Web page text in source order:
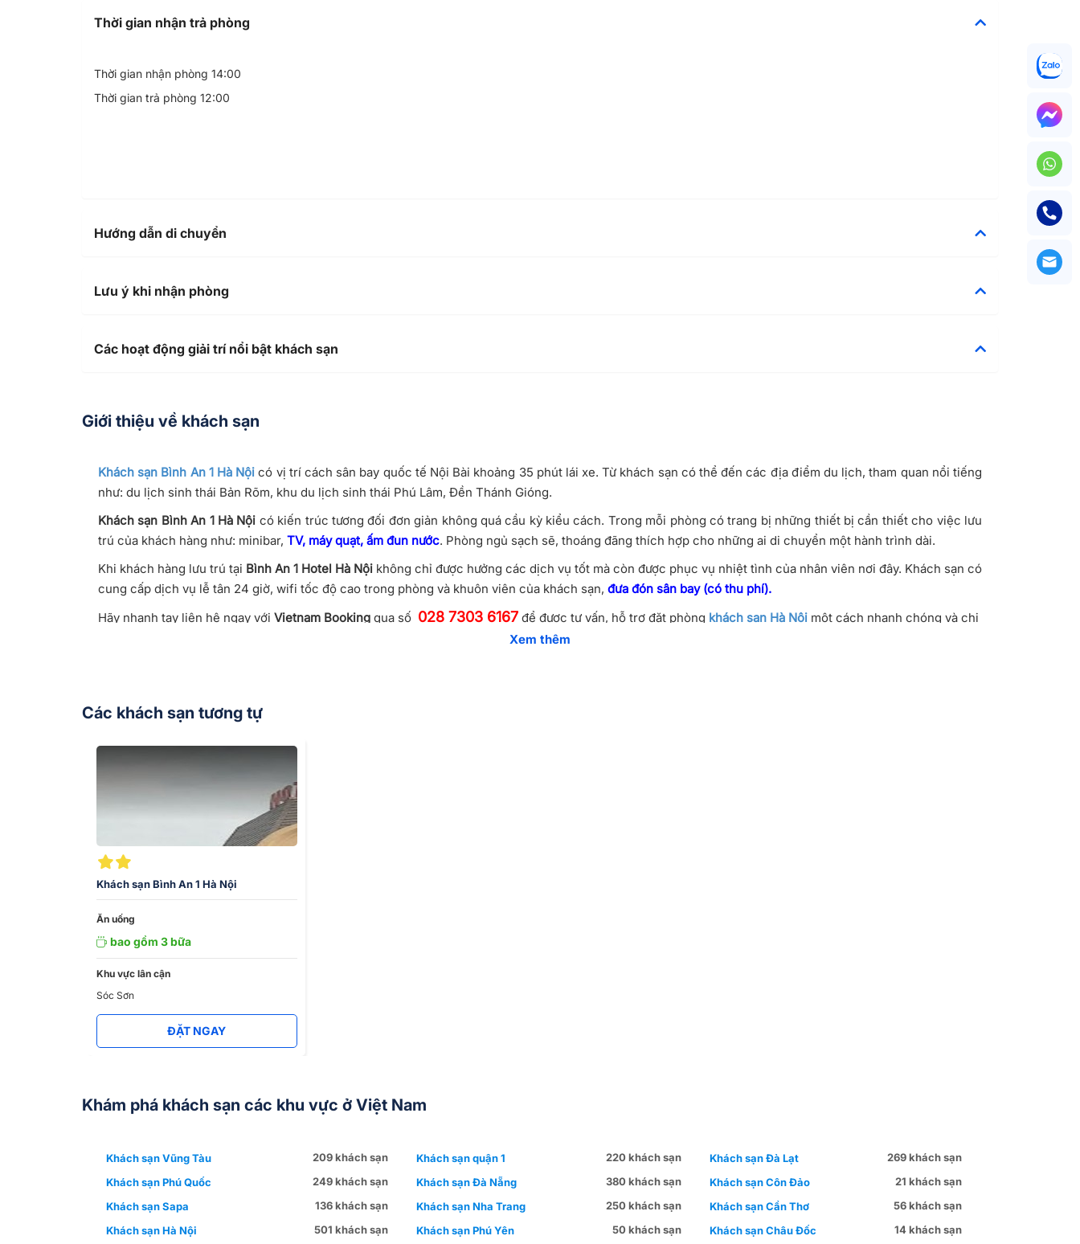
Thời gian nhận trả phòng
Thời gian nhận phòng 14:00
Thời gian trả phòng 12:00
Hướng dẫn di chuyển
Lưu ý khi nhận phòng
Các hoạt động giải trí nổi bật khách sạn
Giới thiệu về khách sạn
Khách sạn Bình An 1 Hà Nội có vị trí cách sân bay quốc tế Nội Bài khoảng 35 phút lái xe. Từ khách sạn có thể đến các địa điểm du lịch, tham quan nổi tiếng
như: du lịch sinh thái Bản Rõm, khu du lịch sinh thái Phú Lâm, Đền Thánh Gióng.
Khách sạn Bình An 1 Hà Nội có kiến trúc tương đối đơn giản không quá cầu kỳ kiểu cách. Trong mỗi phòng có trang bị những thiết bị cần thiết cho việc lưu
trú của khách hàng như: minibar, TV, máy quạt, ấm đun nước. Phòng ngủ sạch sẽ, thoáng đãng thích hợp cho những ai di chuyển một hành trình dài.
Khi khách hàng lưu trú tại Bình An 1 Hotel Hà Nội không chỉ được hưởng các dịch vụ tốt mà còn được phục vụ nhiệt tình của nhân viên nơi đây. Khách sạn có
cung cấp dịch vụ lễ tân 24 giờ, wifi tốc độ cao trong phòng và khuôn viên của khách sạn, đưa đón sân bay (có thu phí).
Hãy nhanh tay liên hệ ngay với Vietnam Booking qua số 028 7303 6167 để được tư vấn, hỗ trợ đặt phòng khách sạn Hà Nội một cách nhanh chóng và chi
Xem thêm
Các khách sạn tương tự
Khách sạn Bình An 1 Hà Nội
Ăn uống
bao gồm 3 bữa
Khu vực lân cận
Sóc Sơn
ĐẶT NGAY
Khám phá khách sạn các khu vực ở Việt Nam
Khách sạn Vũng Tàu 209 khách sạn Khách sạn quận 1 220 khách sạn Khách sạn Đà Lạt
269 khách sạn
Khách sạn Phú Quốc
249 khách sạn Khách sạn Đà Nẵng 380 khách sạn Khách sạn Côn Đảo
21 khách sạn
Khách sạn Sapa
136 khách sạn Khách sạn Nha Trang 250 khách sạn Khách sạn Cần Thơ
56 khách sạn
Khách sạn Hà Nội
501 khách sạn Khách sạn Phú Yên 50 khách sạn Khách sạn Châu Đốc 14 khách sạn